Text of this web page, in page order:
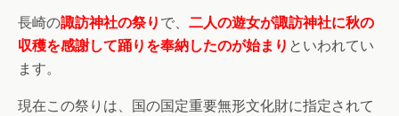
長崎の諏訪神社の祭りで、 二人の遊女が諏訪神社に秋の
収穫を感謝して踊りを奉納したのが始まり といわれてい
ます。
現在この祭りは、国の国定重要無形文化財に指定されて